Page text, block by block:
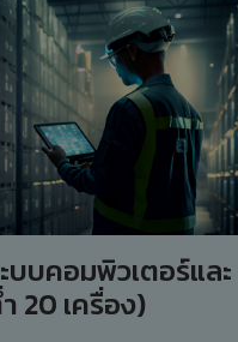
บบคอมพิวเตอร์และ
20 เครื่อง)